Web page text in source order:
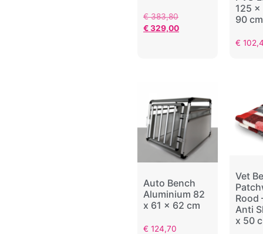
€383,80
€329,00
125
90 cm
€
Auto Bench
Aluminium 82
x 61 x 62 cm
€ 124,70
Vet
Rood
Anti
x 50